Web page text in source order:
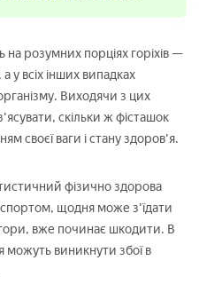
на розумних порціях горіхів —
у всіх інших випадках
Виходячи з цих
скільки ж фісташок
своєї ваги і стану здоров'я.
фізично здорова
щодня може з'їдати
вже починає шкодити. В
можуть виникнути збої в